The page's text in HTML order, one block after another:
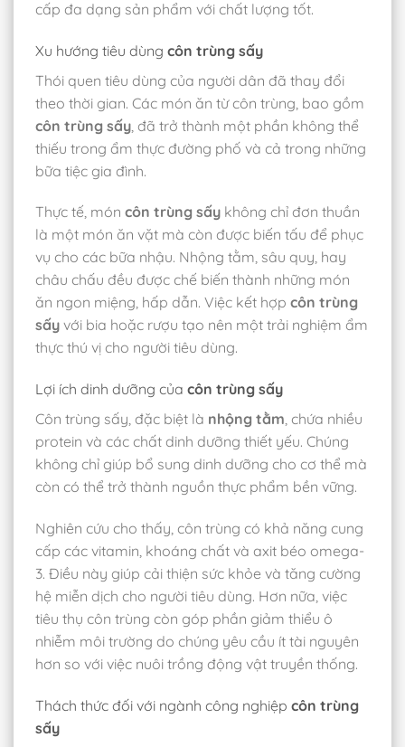
cấp đa dạng sản phẩm với chất lượng tốt.
Xu hướng tiêu dùng côn trùng sấy
Thói quen tiêu dùng của người dân đã thay đổi
theo thời gian. Các món ăn từ côn trùng, bao gồm
côn trùng sấy , đã trở thành một phần không thể
thiếu trong ẩm thực đường phố và cả trong những
bữa tiệc gia đình.
Thực tế, món côn trùng sấy không chỉ đơn thuần
là một món ăn vặt mà còn được biến tấu để phục
vụ cho các bữa nhậu. Nhộng tằm, sâu quy, hay
châu chấu đều được chế biến thành những món
ăn ngon miệng, hấp dẫn. Việc kết hợp côn trùng
sấy với bia hoặc rượu tạo nên một trải nghiệm ẩm
thực thú vị cho người tiêu dùng.
Lợi ích dinh dưỡng của côn trùng sấy
Côn trùng sấy, đặc biệt là nhộng tằm, chứa nhiều
protein và các chất dinh dưỡng thiết yếu. Chúng
không chỉ giúp bổ sung dinh dưỡng cho cơ thể mà
còn có thể trở thành nguồn thực phẩm bền vững.
Nghiên cứu cho thấy, côn trùng có khả năng cung
cấp các vitamin, khoáng chất và axit béo omega-
3. Điều này giúp cải thiện sức khỏe và tăng cường
hệ miễn dịch cho người tiêu dùng. Hơn nữa, việc
tiêu thụ côn trùng còn góp phần giảm thiểu ô
nhiễm môi trường do chúng yêu cầu ít tài nguyên
hơn so với việc nuôi trồng động vật truyền thống.
Thách thức đối với ngành công nghiệp côn trùng
sấy